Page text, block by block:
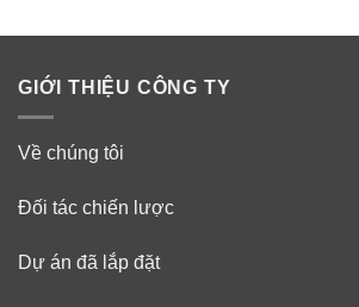
240.000₫.178.000₫.
GIỚI THIỆU CÔNG TY
Về chúng tôi
Đối tác chiến lược
Dự án đã lắp đặt